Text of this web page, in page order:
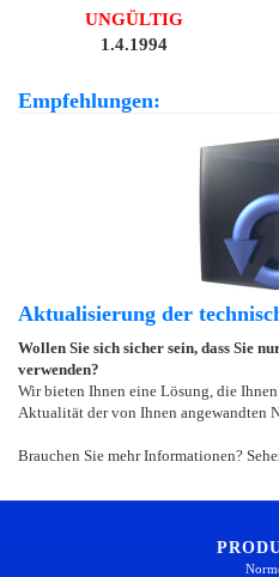
UNGÜLTIG
1.4.1994
Empfehlungen:
Aktualisierung der
Wollen Sie sich sicher sein, dass Sie
verwenden?
Wir bieten Ihnen eine Lösung, die
Aktualität der von Ihnen angewandten
Brauchen Sie mehr Informationen?